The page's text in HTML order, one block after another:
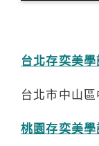
Email
台北存奕美學
台北市中山
桃園存奕美學